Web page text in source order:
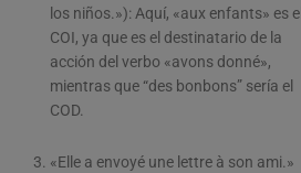
los niños.»): Aquí, «aux enfants» es el
COI, ya que es el destinatario de la
acción del verbo «avons donné»,
mientras que “des bonbons” sería el
COD.
«Elle a envoyé une lettre à son ami.»